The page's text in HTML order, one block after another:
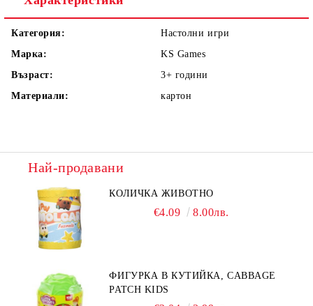
Категория:
Настолни игри
Марка:
KS Games
Възраст:
3+ години
Материали:
картон
Най-продавани
КОЛИЧКА ЖИВОТНО
€4.09 8.00лв.
ФИГУРКА В КУТИЙКА, CABBAGE
PATCH KIDS